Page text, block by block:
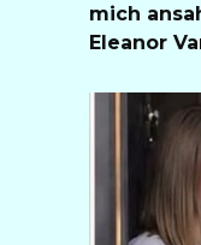
mich
Eleanor